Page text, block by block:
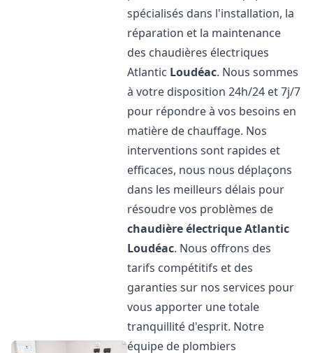
spécialisés dans l'installation, la
réparation et la maintenance
des chaudières électriques
Atlantic Loudéac. Nous sommes
à votre disposition 24h/24 et 7j/7
pour répondre à vos besoins en
matière de chauffage. Nos
interventions sont rapides et
efficaces, nous nous déplaçons
dans les meilleurs délais pour
résoudre vos problèmes de
chaudière électrique Atlantic
Loudéac. Nous offrons des
tarifs compétitifs et des
garanties sur nos services pour
vous apporter une totale
tranquillité d'esprit. Notre
équipe de plombiers